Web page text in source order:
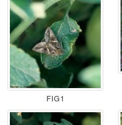
FIG1